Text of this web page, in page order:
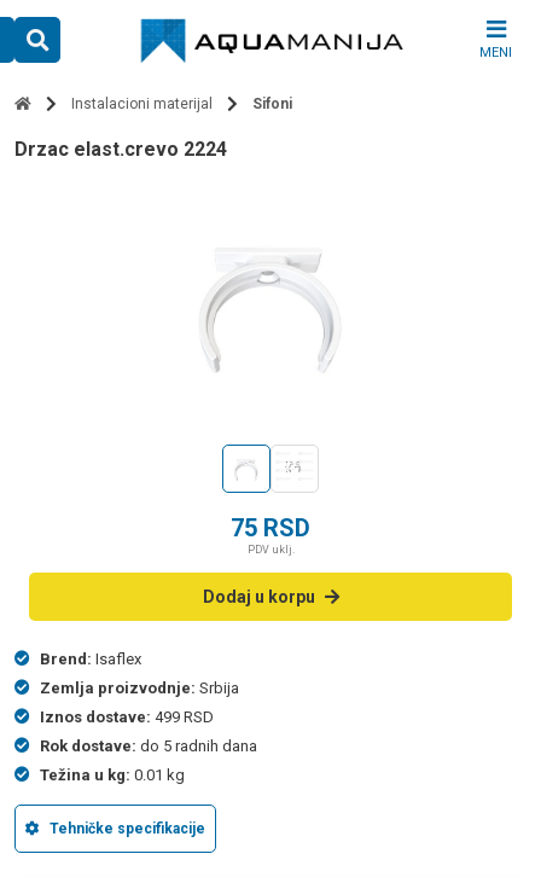
content
MENI
Instalacioni materijal Sifoni
drzac elast.crevo 2224
75 RSD
PDV uklj.
Dodaj u korpu
Brend: Isaflex
Zemlja proizvodnje: Srbija
Iznos dostave: 499 RSD
Rok dostave: do 5 radnih dana
Težina u kg: 0.01 kg
Tehničke specifikacije